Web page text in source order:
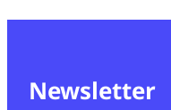
Newsletter